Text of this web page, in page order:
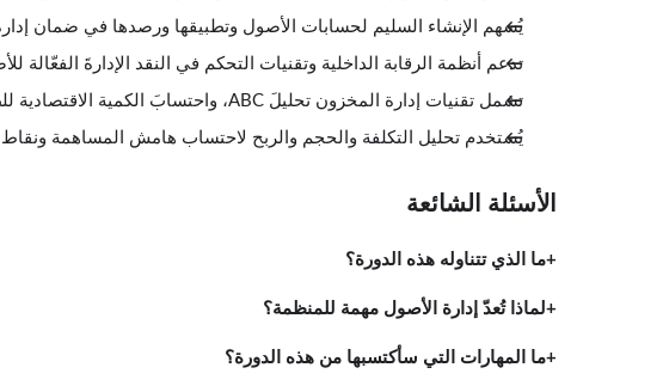
يُسهم الإنشاء السليم لحسابات الأصول وتطبيقها ورصدها في ضمان
تدعم أنظمة الرقابة الداخلية وتقنيات التحكم في النقد الإدارةَ الفعّالة
تشمل تقنيات إدارة المخزون تحليلَ ABC، واحتسابَ الكمية الاقتصادية للطلب، وتتبّعَ أيام المخزون في المتناول.
يُستخدم تحليل التكلفة والحجم والربح لاحتساب هامش المساهمة
الأسئلة الشائعة
ما الذي تتناوله هذه الدورة؟
لماذا تُعدّ إدارة الأصول مهمة للمنظمة؟
ما المهارات التي سأكتسبها من هذه الدورة؟